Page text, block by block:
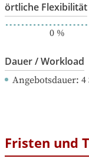
örtliche Flexibilität
0%
Dauer / Workload
Angebotsdauer: 4
Fristen und